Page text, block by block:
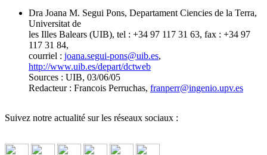
Dra Joana M. Segui Pons, Departament Ciencies de la Terra,
Universitat de
les Illes Balears (UIB), tel : +34 97 117 31 63, fax : +34 97
117 31 84,
courriel : joana.segui-pons@uib.es,
http://www.uib.es/depart/dctweb
Sources : UIB, 03/06/05
Redacteur : Francois Perruchas, franperr@ingenio.upv.es
Suivez notre actualité sur les réseaux sociaux :